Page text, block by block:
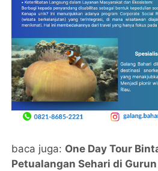
baca juga: One Day Tour
Petualangan Sehari di